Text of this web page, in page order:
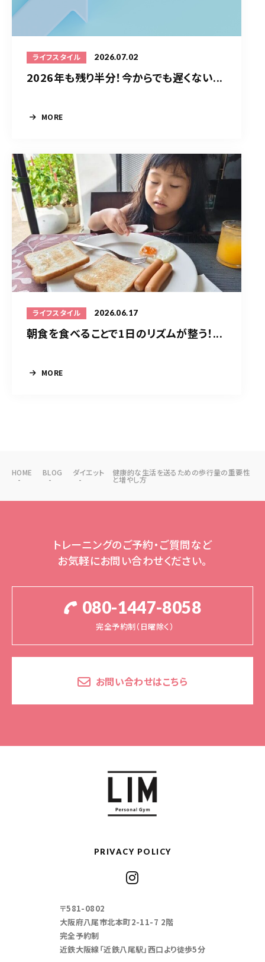
ライフスタイル 2026.07.02
2026年も残り半分！今からでも遅くない...
MORE
ライフスタイル 2026.06.17
朝食を食べることで1日のリズムが整う！...
MORE
HOME BLOG ダイエット 健康的な生活を送るための歩行量の重要性
と増やし方
トレーニングのご予約・ご質問など
お気軽にお問い合わせください。
080-1447-8058
完全予約制（日曜除く）
お問い合わせはこちら
〒581-0802
大阪府八尾市北本町2-11-7 2階
完全予約制
近鉄大阪線「近鉄八尾駅」西口より徒歩5分
PRIVACY POLICY